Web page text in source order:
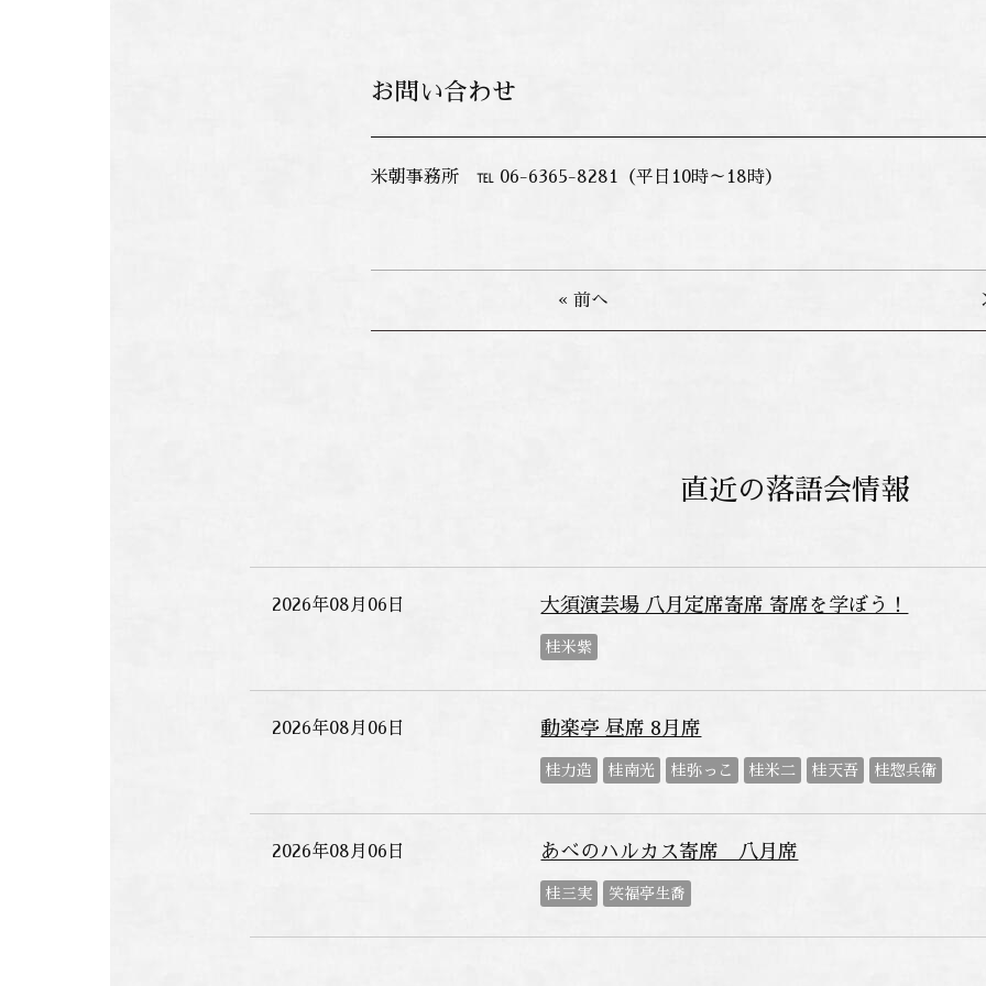
お問い合わせ
米朝事務所 ℡ 06-6365-8281（平日10時～18時）
« 前へ
直近の落語会情報
2026年08月06日 大須演芸場 八月定席寄席 寄席を学ぼう！
桂米紫
2026年08月06日 動楽亭 昼席 8月席
桂力造 桂南光 桂弥っこ 桂米二 桂天吾 桂惣兵衛
2026年08月06日 あべのハルカス寄席 八月席
桂三実 笑福亭生喬